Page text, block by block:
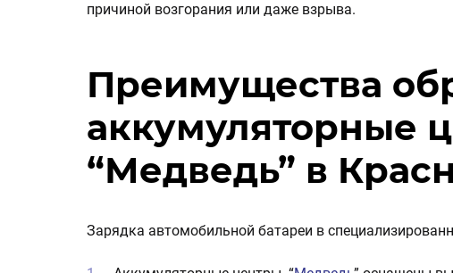
причиной возгорания или даже взрыва.
Преимущества
аккумуляторные
“Медведь” в
Зарядка автомобильной батареи в